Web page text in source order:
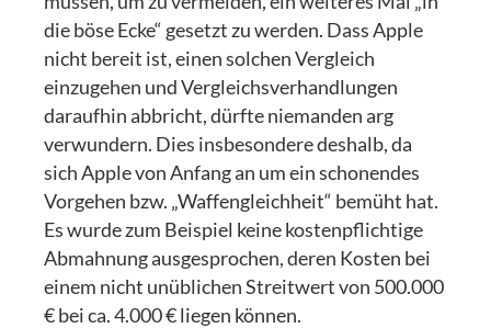
die böse Ecke“ gesetzt zu werden. Dass Apple
nicht bereit ist, einen solchen Vergleich
einzugehen und Vergleichsverhandlungen
daraufhin abbricht, dürfte niemanden arg
verwundern. Dies insbesondere deshalb, da
sich Apple von Anfang an um ein schonendes
Vorgehen bzw. „Waffengleichheit“ bemüht hat.
Es wurde zum Beispiel keine kostenpflichtige
Abmahnung ausgesprochen, deren Kosten bei
einem nicht unüblichen Streitwert von 500.000
€ bei ca. 4.000 € liegen können.